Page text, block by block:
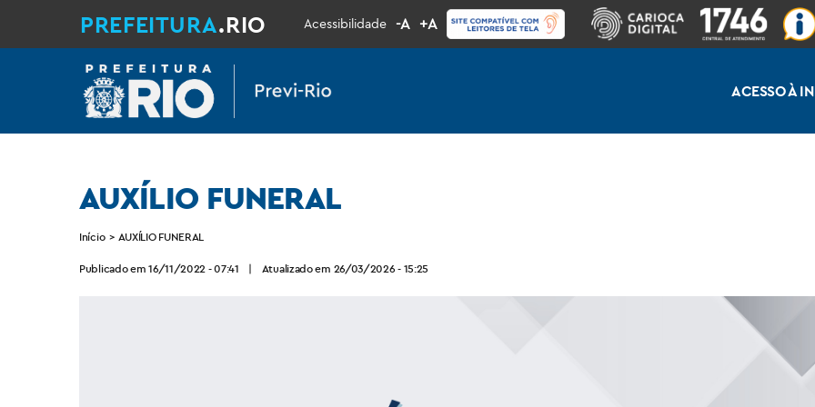
PREFEITURA.RIO Acessibilidade -A +A
ACESSO À
AUXÍLIO FUNERAL
Início > AUXÍLIO FUNERAL
Publicado em 16/11/2022 - 07:41 | Atualizado em 26/03/2026 - 15:25